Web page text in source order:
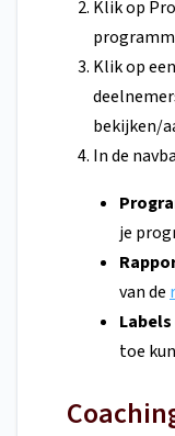
Klik op
Klik op
bekijken/
In de
je
van de
Labels
toe